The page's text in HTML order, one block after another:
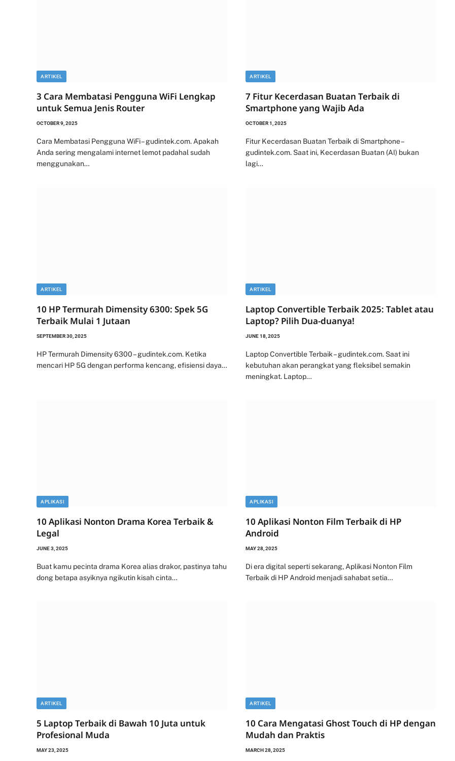
ARTIKEL
3 Cara Membatasi Pengguna WiFi Lengkap
untuk Semua Jenis Router
OCTOBER 9, 2025
Cara Membatasi Pengguna WiFi – gudintek.com. Apakah
Anda sering mengalami internet lemot padahal sudah
menggunakan…
ARTIKEL
7 Fitur Kecerdasan Buatan Terbaik di
Smartphone yang Wajib Ada
OCTOBER 1, 2025
Fitur Kecerdasan Buatan Terbaik di Smartphone –
gudintek.com. Saat ini, Kecerdasan Buatan (AI) bukan
lagi…
ARTIKEL
10 HP Termurah Dimensity 6300: Spek 5G
Terbaik Mulai 1 Jutaan
SEPTEMBER 30, 2025
HP Termurah Dimensity 6300 – gudintek.com. Ketika
mencari HP 5G dengan performa kencang, efisiensi daya…
ARTIKEL
Laptop Convertible Terbaik 2025: Tablet atau
Laptop? Pilih Dua-duanya!
JUNE 18, 2025
Laptop Convertible Terbaik – gudintek.com. Saat ini
kebutuhan akan perangkat yang fleksibel semakin
meningkat. Laptop…
APLIKASI
10 Aplikasi Nonton Drama Korea Terbaik &
Legal
JUNE 3, 2025
Buat kamu pecinta drama Korea alias drakor, pastinya tahu
dong betapa asyiknya ngikutin kisah cinta…
APLIKASI
10 Aplikasi Nonton Film Terbaik di HP
Android
MAY 28, 2025
Di era digital seperti sekarang, Aplikasi Nonton Film
Terbaik di HP Android menjadi sahabat setia…
ARTIKEL
5 Laptop Terbaik di Bawah 10 Juta untuk
Profesional Muda
MAY 23, 2025
ARTIKEL
10 Cara Mengatasi Ghost Touch di HP dengan
Mudah dan Praktis
MARCH 28, 2025